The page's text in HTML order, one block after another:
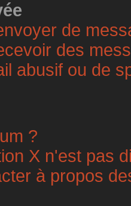
de
des
abusif ou de
?
X n'est pas
à propos